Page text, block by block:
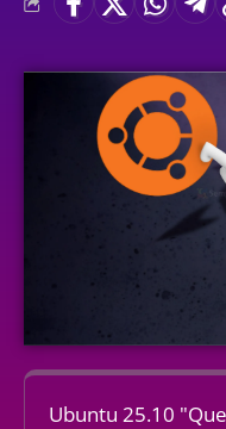
Ubuntu 25.10